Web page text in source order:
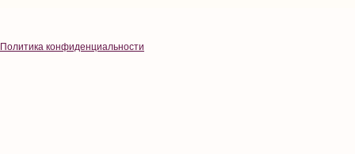
Политика конфиденциальности